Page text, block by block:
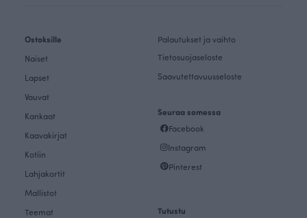
Ostoksille
Naiset
Lapset
Vauvat
Kankaat
Kaavakirjat
Kotiin
Lahjakortit
Mallistot
Teemat
Palautukset ja vaihto
Tietosuojaseloste
Saavutettavuusseloste
Seuraa somessa
Facebook
Instagram
Pinterest
Tutustu